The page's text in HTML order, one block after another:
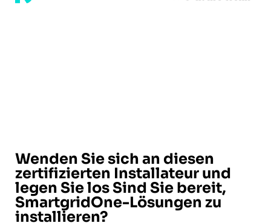
Wenden Sie sich an diesen
zertifizierten Installateur und
legen Sie los Sind Sie bereit,
SmartgridOne-Lösungen zu
installieren?